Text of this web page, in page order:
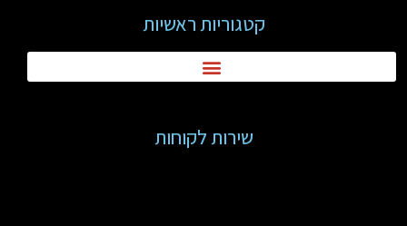
קטגוריות ראשיות
שירות לקוחות